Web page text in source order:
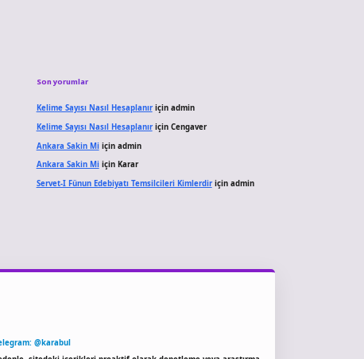
Son yorumlar
Kelime Sayısı Nasıl Hesaplanıriçin admin
Kelime Sayısı Nasıl Hesaplanıriçin Cengaver
Ankara Sakin Miiçin admin
Ankara Sakin Miiçin Karar
Servet-I Fünun Edebiyatı Temsilcileri Kimlerdiriçin admin
@karabul